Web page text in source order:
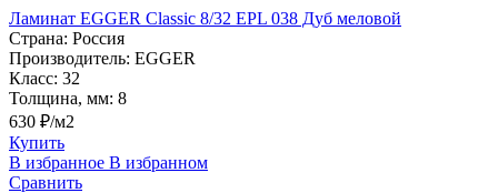
Ламинат EGGER Classic 8/32 EPL 038 Дуб меловой
Страна: Россия
Производитель: EGGER
Класс: 32
Толщина, мм: 8
630 ₽/м2
Купить
В избранное В избранном
Сравнить